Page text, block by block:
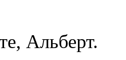
Альберт.